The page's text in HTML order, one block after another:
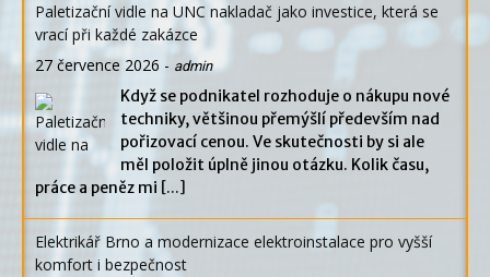
Paletizační vidle na UNC nakladač jako investice, která se
vrací při každé zakázce
27 července 2026 - admin
Když se podnikatel rozhoduje o nákupu nové
techniky, většinou přemýšlí především nad
pořizovací cenou. Ve skutečnosti by si ale
měl položit úplně jinou otázku. Kolik času,
práce a peněz mi [...]
Elektrikář Brno a modernizace elektroinstalace pro vyšší
komfort i bezpečnost